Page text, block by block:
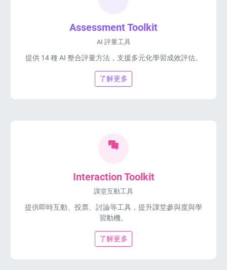
Assessment Toolkit
AI 評量工具
提供 14 種 AI 整合評量方法，支援多元化學習成效評估。
了解更多
Interaction Toolkit
課堂互動工具
提供即時互動、投票、討論等工具，提升課堂參與度與學
習動機。
了解更多